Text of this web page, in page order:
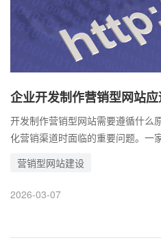
企业开发制作营销型网站
哪些问题
开发制作营销型网站需要遵循什么
化营销渠道时面临的重要问题。一
在开发制作营销型网站时应综合考
交互体验及转化路径，并在数据驱
营销型网站建设
2026-03-07